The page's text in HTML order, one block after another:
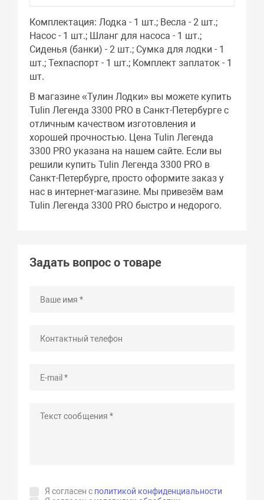
Комплектация: Лодка - 1 шт.; Весла - 2 шт.;
Насос - 1 шт.; Шланг для насоса - 1 шт.;
Сиденья (банки) - 2 шт.; Сумка для лодки - 1
шт.; Техпаспорт - 1 шт.; Комплект заплаток - 1
шт.
В магазине «Тулин Лодки» вы можете купить
Tulin Легенда 3300 PRO в Санкт-Петербурге с
отличным качеством изготовления и
хорошей прочностью. Цена Tulin Легенда
3300 PRO указана на нашем сайте. Если вы
решили купить Tulin Легенда 3300 PRO в
Санкт-Петербурге, просто оформите заказ у
нас в интернет-магазине. Мы привезём вам
Tulin Легенда 3300 PRO быстро и недорого.
Задать вопрос о товаре
Я согласен с политикой конфиденциальности